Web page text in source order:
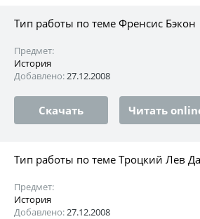
Тип работы по теме Френсис Бэкон
Предмет:
История
Добавлено:27.12.2008
Скачать Читать
Тип работы по теме Троцкий Лев
Предмет:
История
Добавлено:27.12.2008